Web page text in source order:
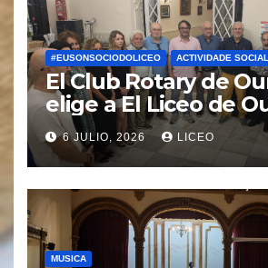
#EUSONSOCIODOLICEO ACTIVIDADE SOCIAL
El Club Rotary de
elige a El Liceo de
para la puesta en
proyecto “Ciudad
Protegida”.
6 JULIO, 2026 LICEO
MUSICA